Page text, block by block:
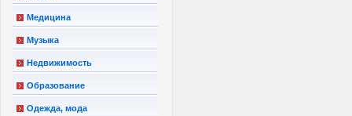
Медицина
Музыка
Недвижимость
Образование
Одежда, мода